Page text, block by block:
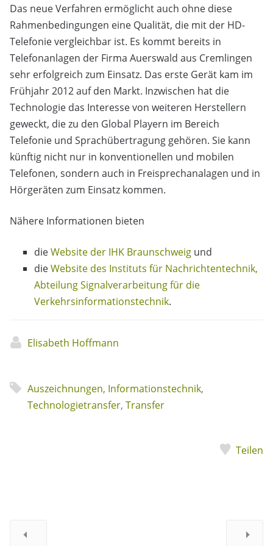
Das neue Verfahren ermöglicht auch ohne diese
Rahmenbedingungen eine Qualität, die mit der HD-
Telefonie vergleichbar ist. Es kommt bereits in
Telefonanlagen der Firma Auerswald aus Cremlingen
sehr erfolgreich zum Einsatz. Das erste Gerät kam im
Frühjahr 2012 auf den Markt. Inzwischen hat die
Technologie das Interesse von weiteren Herstellern
geweckt, die zu den Global Playern im Bereich
Telefonie und Sprachübertragung gehören. Sie kann
künftig nicht nur in konventionellen und mobilen
Telefonen, sondern auch in Freisprechanalagen und in
Hörgeräten zum Einsatz kommen.
Nähere Informationen bieten
dieWebsite der IHK Braunschweig und
dieWebsite des Instituts für Nachrichtentechnik,
Abteilung Signalverarbeitung für die
Verkehrsinformationstechnik.
Elisabeth Hoffmann
Auszeichnungen, Informationstechnik,
Technologietransfer, Transfer
Teilen